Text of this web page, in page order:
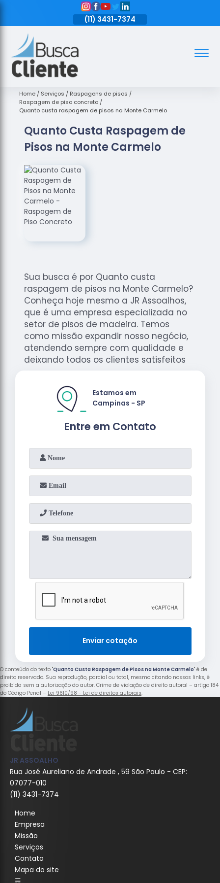
(11) 3431-7374
Assoalhos
de Madeira
Decks de
Empresas
de
de Madeira
Loja de
Assoalhos
Raspagem
de
Raspagem
de Tacos
de
Madeiras
Raspagens
de Pisos
Tacos de
Madeiras
Home Serviços
Raspagens de pisos
Raspagem de piso concreto
Quanto custa raspagem de pisos na Monte Carmelo
Quanto Custa Raspagem de
Pisos na Monte Carmelo
Sua busca é por Quanto custa
raspagem de pisos na Monte Carmelo?
Conheça hoje mesmo a JR Assoalhos,
que é uma empresa especializada no
setor de pisos de madeira. Temos
como missão expandir nosso negócio,
atendendo sempre com qualidade e
deixando todos os clientes satisfeitos
Entre em Contato
Estamos em
Campinas - SP
Enviar cotação
O conteúdo do texto "Quanto Custa Raspagem de Pisos na Monte Carmelo" é de
direito reservado. Sua reprodução, parcial ou total, mesmo citando nossos links, é
proibida sem a autorização do autor. Crime de violação de direito autoral – artigo 184
do Código Penal – Lei 9610/98 - Lei de direitos autorais.
JR ASSOALHO
Rua José Aureliano de Andrade , 59 São Paulo - CEP:
07077-010
(11) 3431-7374
Home
Empresa
Missão
Serviços
Contato
Mapa do site